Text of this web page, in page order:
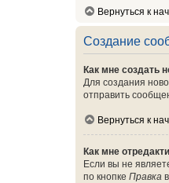
Вернуться к
Создание
Как мне создать
Для создания
отправить
Вернуться к
Как мне
Если вы не
по кнопке Правка